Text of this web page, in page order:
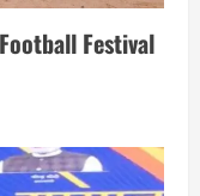
Festival